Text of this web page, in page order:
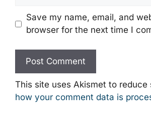
Save my name, email, and
browser for the next time I
This site uses Akismet to reduce
how your comment data is